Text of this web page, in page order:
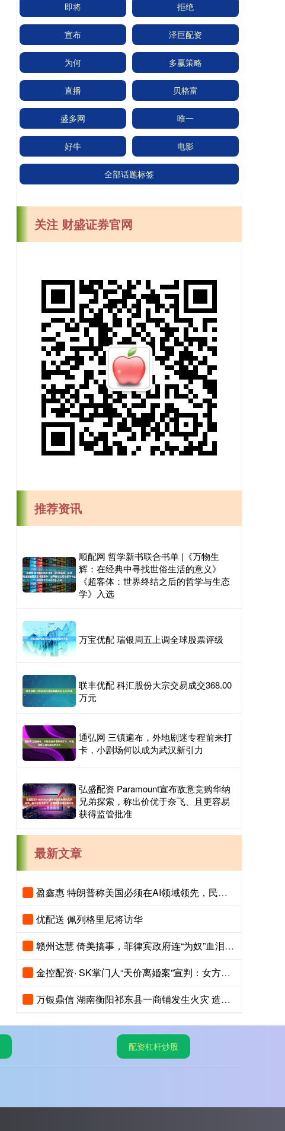
即将 拒绝
宣布 泽巨配资
为何 多赢策略
直播 贝格富
盛多网 唯一
好牛 电影
全部话题标签
关注 财盛证券官网
推荐资讯
顺配网 哲学新书联合书单 |《万物生
辉：在经典中寻找世俗生活的意义》
《超客体：世界终结之后的哲学与生态
学》入选
万宝优配 瑞银周五上调全球股票评级
联丰优配 科汇股份大宗交易成交368.00
万元
通弘网 三镇遍布，外地剧迷专程前来打
卡，小剧场何以成为武汉新引力
弘盛配资 Paramount宣布敌意竞购华纳
兄弟探索，称出价优于奈飞、且更容易
获得监管批准
最新文章
盈鑫惠 特朗普称美国必须在AI领域领先，民调显示美国人认为中国AI更先进
优配送 佩列格里尼将访华
赣州达慧 倚美搞事，菲律宾政府连“为奴”血泪史都忘了
金控配资· SK掌门人“天价离婚案”宣判：女方将获得9440亿韩元财产！
万银鼎信 湖南衡阳祁东县一商铺发生火灾 造成5人死亡
配资杠杆炒股